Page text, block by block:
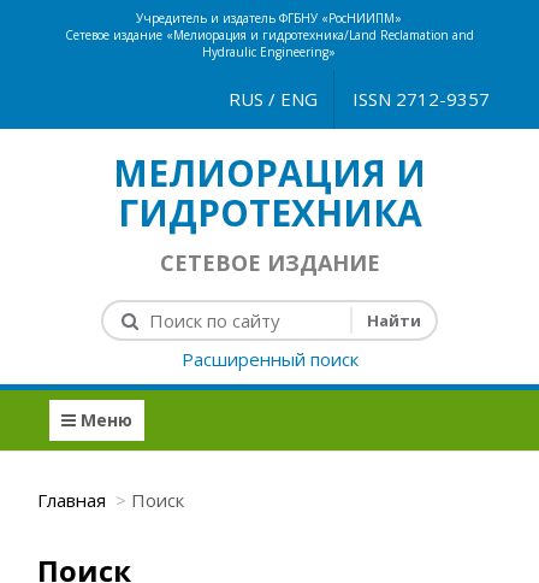
Учредитель и издатель ФГБНУ «РосНИИПМ»
Сетевое издание «Мелиорация и гидротехника/Land Reclamation and
Hydraulic Engineering»
ISSN 2712-9357
RUS / ENG
МЕЛИОРАЦИЯ И
ГИДРОТЕХНИКА
СЕТЕВОЕ ИЗДАНИЕ
Расширенный поиск
Меню
Главная Поиск
Поиск